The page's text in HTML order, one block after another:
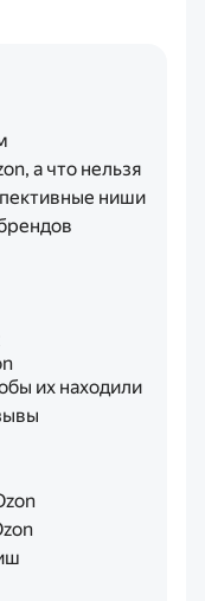
а что нельзя
ниши
их находили